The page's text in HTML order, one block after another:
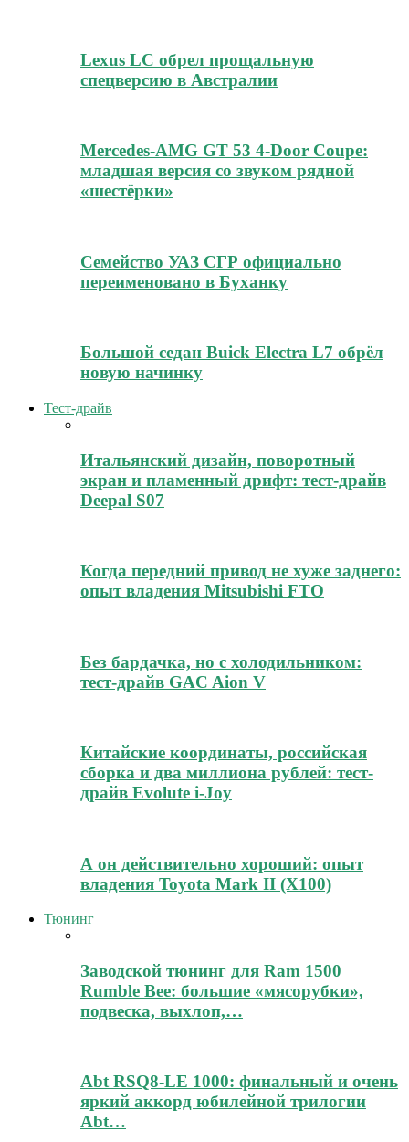
Lexus LC обрел прощальную
спецверсию в Австралии
Mercedes-AMG GT 53 4-Door Coupe:
младшая версия со звуком рядной
«шестёрки»
Семейство УАЗ СГР официально
переименовано в Буханку
Большой седан Buick Electra L7 обрёл
новую начинку
Тест-драйв
Итальянский дизайн, поворотный
экран и пламенный дрифт: тест-драйв
Deepal S07
Когда передний привод не хуже заднего:
опыт владения Mitsubishi FTO
Без бардачка, но с холодильником:
тест-драйв GAC Aion V
Китайские координаты, российская
сборка и два миллиона рублей: тест-
драйв Evolute i-Joy
А он действительно хороший: опыт
владения Toyota Mark II (Х100)
Тюнинг
Заводской тюнинг для Ram 1500
Rumble Bee: большие «мясорубки»,
подвеска, выхлоп,…
Abt RSQ8-LE 1000: финальный и очень
яркий аккорд юбилейной трилогии
Abt…